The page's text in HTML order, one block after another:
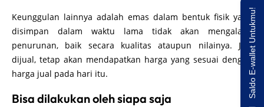
Keunggulan lainnya adalah emas dalam bentuk fisik yang
disimpan dalam waktu lama tidak akan mengalami
penurunan, baik secara kualitas ataupun nilainya. Jika
dijual, tetap akan mendapatkan harga yang sesuai dengan
harga jual pada hari itu.
Bisa dilakukan oleh siapa saja
Saldo E-wallet Untukmu!